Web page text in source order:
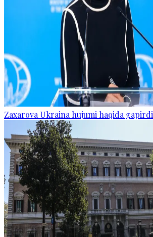
Zaxarova Ukraina hujumi haqida gapirdi